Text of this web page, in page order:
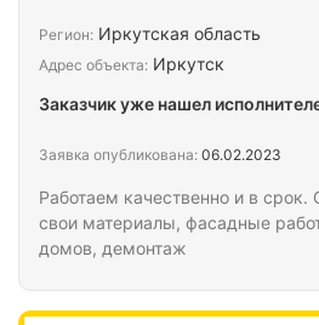
Работаем качественно и в срок. Своя пилорама,
свои материалы, фасадные
домов, демонтаж
Регион: Иркутская область
Адрес объекта: Иркутск
Заказчик уже нашел
Заявка опубликована: 06.02.2023